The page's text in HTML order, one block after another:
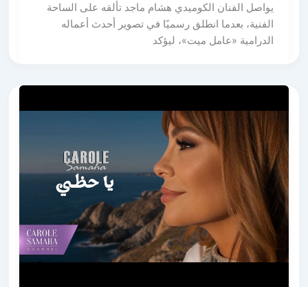
يواصل الفنان الكوميدي هشام ماجد تألقه على الساحة
الفنية، بعدما انطلق رسميًا في تصوير أحدث أعماله
الدرامية «عامل ميت»، ليؤكد